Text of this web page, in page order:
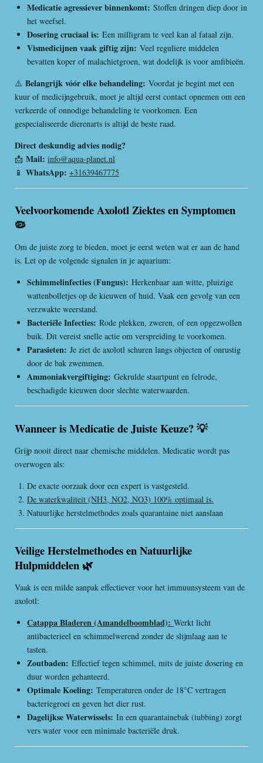
Medicatie agressiever binnenkomt: Stoffen dringen diep door in
het weefsel.
Dosering cruciaal is: Een milligram te veel kan al fataal zijn.
Vismedicijnen vaak giftig zijn: Veel reguliere middelen
bevatten koper of malachietgroen, wat dodelijk is voor amfibieën.
⚠️ Belangrijk vóór elke behandeling: Voordat je begint met een
kuur of medicijngebruik, moet je altijd eerst contact opnemen om een
verkeerde of onnodige behandeling te voorkomen. Een
gespecialiseerde dierenarts is altijd de beste raad.
Direct deskundig advies nodig?
📩 Mail: info@aqua-planet.nl
📱 WhatsApp: +31639467775
Veelvoorkomende Axolotl Ziektes en Symptomen
🦠
Om de juiste zorg te bieden, moet je eerst weten wat er aan de hand
is. Let op de volgende signalen in je aquarium:
Schimmelinfecties (Fungus): Herkenbaar aan witte, pluizige
wattenbolletjes op de kieuwen of huid. Vaak een gevolg van een
verzwakte weerstand.
Bacteriële Infecties: Rode plekken, zweren, of een opgezwollen
buik. Dit vereist snelle actie om verspreiding te voorkomen.
Parasieten: Je ziet de axolotl schuren langs objecten of onrustig
door de bak zwemmen.
Ammoniakvergiftiging: Gekrulde staartpunt en felrode,
beschadigde kieuwen door slechte waterwaarden.
Wanneer is Medicatie de Juiste Keuze? 💡
Grijp nooit direct naar chemische middelen. Medicatie wordt pas
overwogen als:
De exacte oorzaak door een expert is vastgesteld.
De waterkwaliteit (NH3, NO2, NO3) 100% optimaal is.
Natuurlijke herstelmethodes zoals quarantaine niet aanslaan
Veilige Herstelmethodes en Natuurlijke
Hulpmiddelen 🌿
Vaak is een milde aanpak effectiever voor het immuunsysteem van de
axolotl:
Catappa Bladeren (Amandelboomblad): Werkt licht
antibacterieel en schimmelwerend zonder de slijmlaag aan te
tasten.
Zoutbaden: Effectief tegen schimmel, mits de juiste dosering en
duur worden gehanteerd.
Optimale Koeling: Temperaturen onder de 18°C vertragen
bacteriegroei en geven het dier rust.
Dagelijkse Waterwissels: In een quarantainebak (tubbing) zorgt
vers water voor een minimale bacteriële druk.